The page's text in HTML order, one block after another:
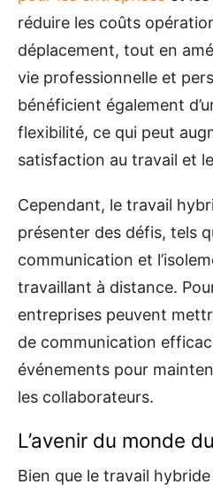
réduire les coûts
déplacement, tout en
vie professionnelle et
bénéficient également
flexibilité, ce qui peut
satisfaction au travail et
Cependant, le travail
présenter des défis, tels
communication et
travaillant à distance.
entreprises peuvent
de communication
événements pour
les collaborateurs.
L’avenir du monde
Bien que le travail